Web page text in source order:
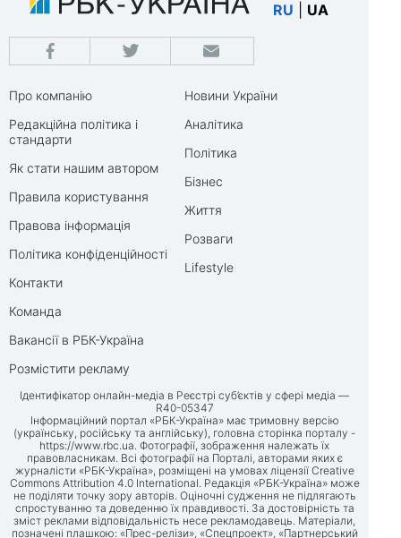
RU UA
Про компанію
Редакційна політика і
стандарти
Як стати нашим автором
Правила користування
Правова інформація
Політика конфіденційності
Контакти
Команда
Вакансії в РБК-Україна
Розмістити рекламу
Новини України
Аналітика
Політика
Бізнес
Життя
Розваги
Lifestyle
Ідентифікатор онлайн-медіа в Реєстрі суб’єктів у сфері медіа —
R40-05347
Інформаційний портал «РБК-Україна» має тримовну версію
(українську, російську та англійську), головна сторінка порталу -
https://www.rbc.ua. Фотографії, зображення належать їх
правовласникам. Всі фотографії на Порталі, авторами яких є
журналісти «РБК-Україна», розміщені на умовах ліцензії Creative
Commons Attribution 4.0 International. Редакція «РБК-Україна» може
не поділяти точку зору авторів. Оціночні судження не підлягають
спростуванню та доведенню їх правдивості. За достовірність та
зміст реклами відповідальність несе рекламодавець. Матеріали,
позначені плашкою: «Прес-релізи», «Спецпроект», «Партнерський